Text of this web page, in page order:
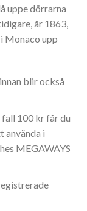
uppe dörrarna
år 1863,
Monaco upp
blir också
100 kr får du
använda i
MEGAWAYS